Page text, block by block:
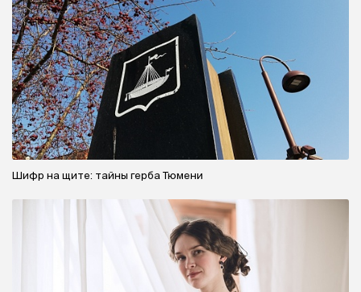
Шифр на щите: тайны герба Тюмени